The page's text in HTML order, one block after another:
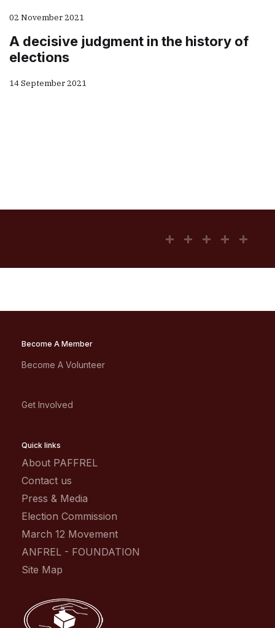
02 November 2021
A decisive judgment in the history of
elections
14 September 2021
Become A Member
Become A Volunteer
Get Involved
Quick links
About PAFFREL
Contact us
Press & Media
Election Commission
March 12 Movement
ANFREL - FOUNDATION
Site Map